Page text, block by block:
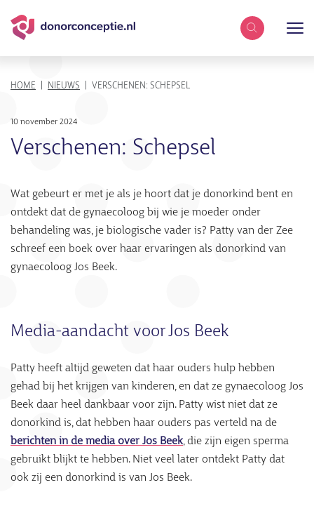
Zoekterm
KRUIMELPAD
HOME NIEUWS VERSCHENEN: SCHEPSEL
10 november 2024
Verschenen: Schepsel
Wat gebeurt er met je als je hoort dat je donorkind bent en
ontdekt dat de gynaecoloog bij wie je moeder onder
behandeling was, je biologische vader is? Patty van der Zee
schreef een boek over haar ervaringen als donorkind van
gynaecoloog Jos Beek.
Media-aandacht voor Jos Beek
Patty heeft altijd geweten dat haar ouders hulp hebben
gehad bij het krijgen van kinderen, en dat ze gynaecoloog Jos
Beek daar heel dankbaar voor zijn. Patty wist niet dat ze
donorkind is, dat hebben haar ouders pas verteld na de
berichten in de media over Jos Beek, die zijn eigen sperma
gebruikt blijkt te hebben. Niet veel later ontdekt Patty dat
ook zij een donorkind is van Jos Beek.